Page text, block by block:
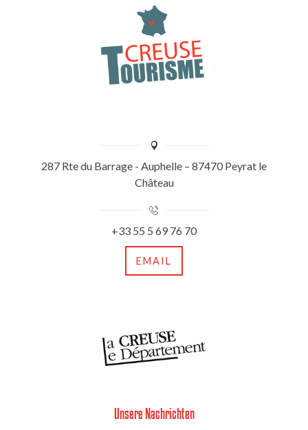
287 Rte du Barrage - Auphelle – 87470 Peyrat le
Château
+33 55 5 69 76 70
EMAIL
Unsere Nachrichten